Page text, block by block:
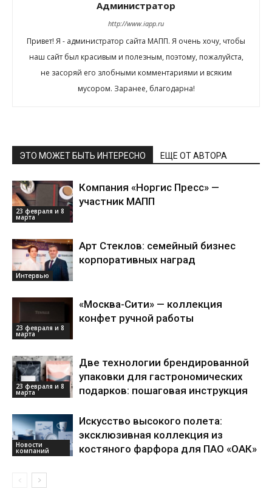
Администратор
http://www.iapp.ru
Привет! Я - администратор сайта МАПП. Я очень хочу, чтобы
наш сайт был красивым и полезным, поэтому, пожалуйста,
не засоряй его злобными комментариями и всяким
мусором. Заранее, благодарна!
ЭТО МОЖЕТ БЫТЬ ИНТЕРЕСНО ЕЩЕ ОТ АВТОРА
23 февраля и 8
марта
Компания «Норгис Пресс» —
участник МАПП
Интервью
Арт Стеклов: семейный бизнес
корпоративных наград
23 февраля и 8
марта
«Москва-Сити» — коллекция
конфет ручной работы
23 февраля и 8
марта
Две технологии брендированной
упаковки для гастрономических
подарков: пошаговая инструкция
Новости
компаний
Искусство высокого полета:
эксклюзивная коллекция из
костяного фарфора для ПАО «ОАК»